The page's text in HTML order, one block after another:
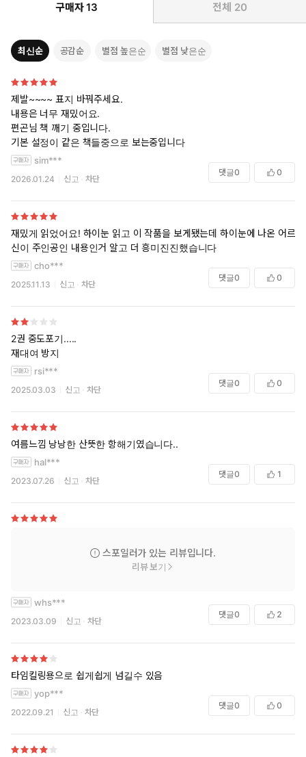
구매자 13 전체 20
최신순 공감순 별점 높은순 별점 낮은순
제발~~~~ 표지 바꿔주세요.
내용은 너무 재밌어요.
편곤님 책 깨기 중입니다.
기본 설정이 같은 책들중으로 보는중입니다
sim***
2026.01.24 신고 차단
댓글0 0
재밌게 읽었어요! 하이눈 읽고 이 작품을 보게됐는데 하이눈에 나온 어르
신이 주인공인 내용인거 알고 더 흥미진진했습니다
cho***
2025.11.13 신고 차단
댓글0 0
2권 중도포기.....
재대여 방지
rsi***
2025.03.03 신고 차단
댓글0 0
여름느낌 낭낭한 산뜻한 항해기였습니다..
hal***
2023.07.26 신고 차단
댓글0 1
스포일러가 있는 리뷰입니다.
리뷰 보기
whs***
2023.03.09 신고 차단
댓글0 2
타임킬링용으로 쉽게쉽게 넘길수 있음
yop***
2022.09.21 신고 차단
댓글0 0